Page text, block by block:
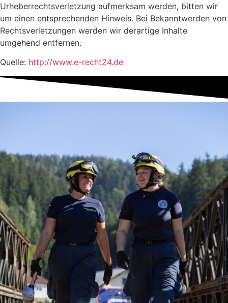
Urheberrechtsverletzung aufmerksam werden, bitten wir
um einen entsprechenden Hinweis. Bei Bekanntwerden von
Rechtsverletzungen werden wir derartige Inhalte
umgehend entfernen.
Quelle: http://www.e-recht24.de